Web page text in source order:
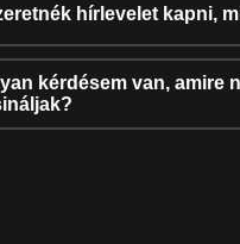
hírlevelet kapni,
kérdésem van, amire